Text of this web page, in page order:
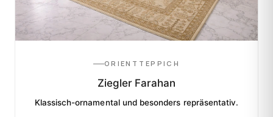
ORIENTTEPPICH
Ziegler Farahan
Klassisch-ornamental und besonders repräsentativ.